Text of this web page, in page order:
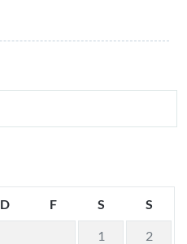
D F S S
1 2